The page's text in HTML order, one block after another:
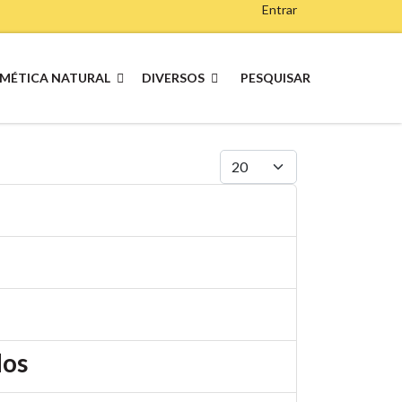
Entrar
NATURAL DIVERSOS PESQUISAR
Qtd. a exibir